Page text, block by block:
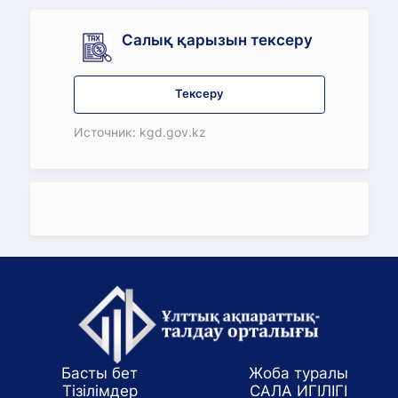
Салық қарызын тексеру
Тексеру
Источник: kgd.gov.kz
Басты бет
Жоба туралы
Тізілімдер
САЛА ИГІЛІГІ